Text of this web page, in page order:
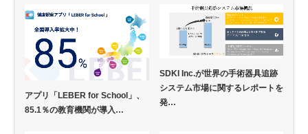
アプリ「LEBER for School」、
85.1％の教育機関が導入…
SDKI Inc.が世界の手術器具追跡
システム市場に関するレポートを
発…